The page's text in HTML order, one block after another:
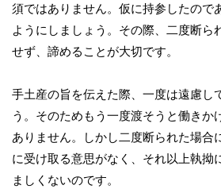
須ではありません。仮に持参したので
ようにしましょう。その際、二度断ら
せず、諦めることが大切です。
手土産の旨を伝えた際、一度は遠慮し
う。そのためもう一度渡そうと働きか
ありません。しかし二度断られた場合
に受け取る意思がなく、それ以上執拗
ましくないのです。